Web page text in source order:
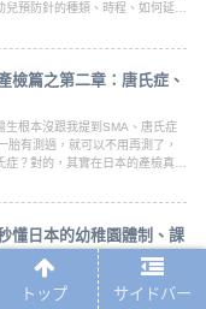
兒預防針的種類、時程、如何延續
檢篇之第二章：唐氏症、
生根本沒跟我提到SMA、唐氏症
胎有測過，就可以不用再測了，
？對的，其實在日本的產檢真的
懂日本的幼稚園體制、課
紹、以及台灣日本幼稚園的種類
哪些地方等，適合給要送小孩至
トップ サイドバー